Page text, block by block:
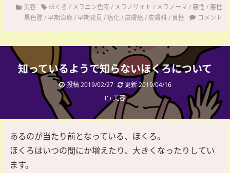
美容 ほくろ / メラニン色素 / メラノサイト / メラノーマ /悪性 /悪性
黒色腫/早期治療/早期発見/癌化/皮膚癌/皮膚科 / 良性 コメント
知っているようで知らないほくろについて
投稿 2019/02/27
更新 2019/04/16
美容
あるのが当たり前となっている、ほくろ。
ほくろはいつの間にか増えたり、大きくなったりしてい
ます。